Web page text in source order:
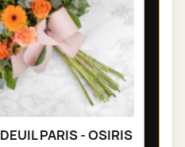
PARIS - OSIRIS